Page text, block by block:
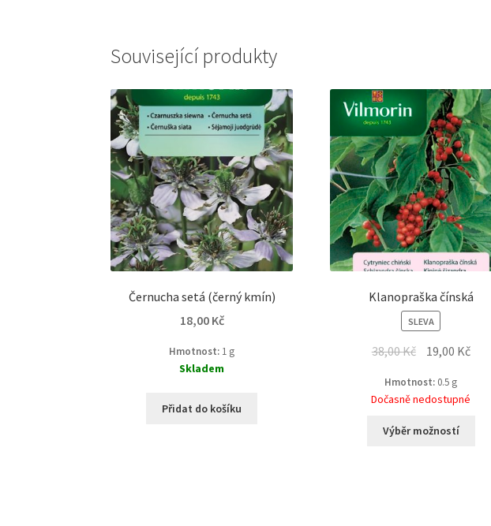
Související produkty
Černucha setá (černý kmín)
18,00 Kč
Hmotnost: 1 g
Skladem
Přidat do košíku
Klanopraška čínská
SLEVA
38,00Kč 19,00 Kč
Hmotnost: 0.5 g
Dočasně nedostupné
Výběr možností